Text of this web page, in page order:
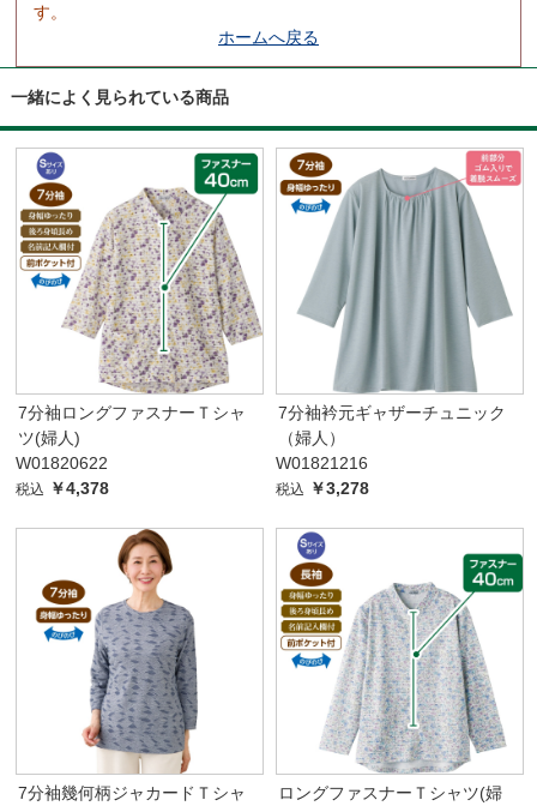
す。
ホームへ戻る
一緒によく見られている商品
7分袖ロングファスナーＴシャ
ツ(婦人)
W01820622
税込 ￥4,378
7分袖衿元ギャザーチュニック
（婦人）
W01821216
税込 ￥3,278
7分袖幾何柄ジャカードＴシャ
ロングファスナーＴシャツ(婦